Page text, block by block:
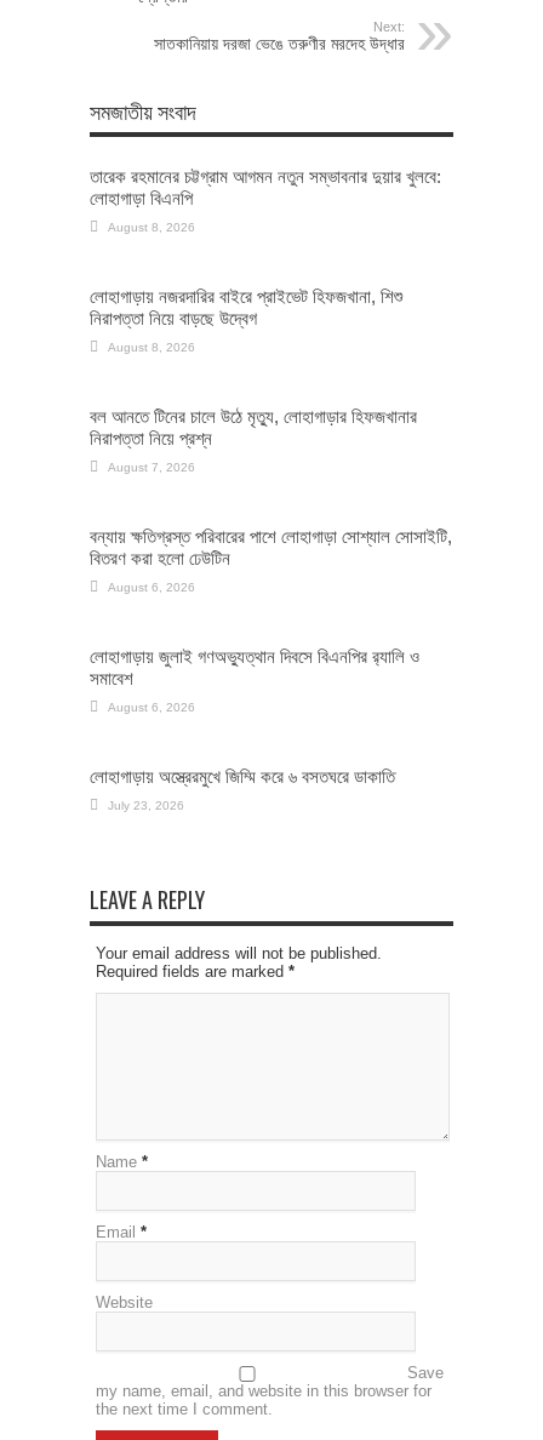
Next:
সাতকানিয়ায় দরজা ভেঙে তরুণীর মরদেহ উদ্ধার
সমজাতীয় সংবাদ
তারেক রহমানের চট্টগ্রাম আগমন নতুন সম্ভাবনার দুয়ার খুলবে:
লোহাগাড়া বিএনপি
August 8, 2026
লোহাগাড়ায় নজরদারির বাইরে প্রাইভেট হিফজখানা, শিশু
নিরাপত্তা নিয়ে বাড়ছে উদ্বেগ
August 8, 2026
বল আনতে টিনের চালে উঠে মৃত্যু, লোহাগাড়ার হিফজখানার
নিরাপত্তা নিয়ে প্রশ্ন
August 7, 2026
বন্যায় ক্ষতিগ্রস্ত পরিবারের পাশে লোহাগাড়া সোশ্যাল সোসাইটি,
বিতরণ করা হলো ঢেউটিন
August 6, 2026
লোহাগাড়ায় জুলাই গণঅভ্যুত্থান দিবসে বিএনপির র‌্যালি ও
সমাবেশ
August 6, 2026
লোহাগাড়ায় অস্ত্রেরমুখে জিম্মি করে ৬ বসতঘরে ডাকাতি
July 23, 2026
LEAVE A REPLY
Your email address will not be published.
Required fields are marked *
Name *
Email *
Website
Save
my name, email, and website in this browser for
the next time I comment.